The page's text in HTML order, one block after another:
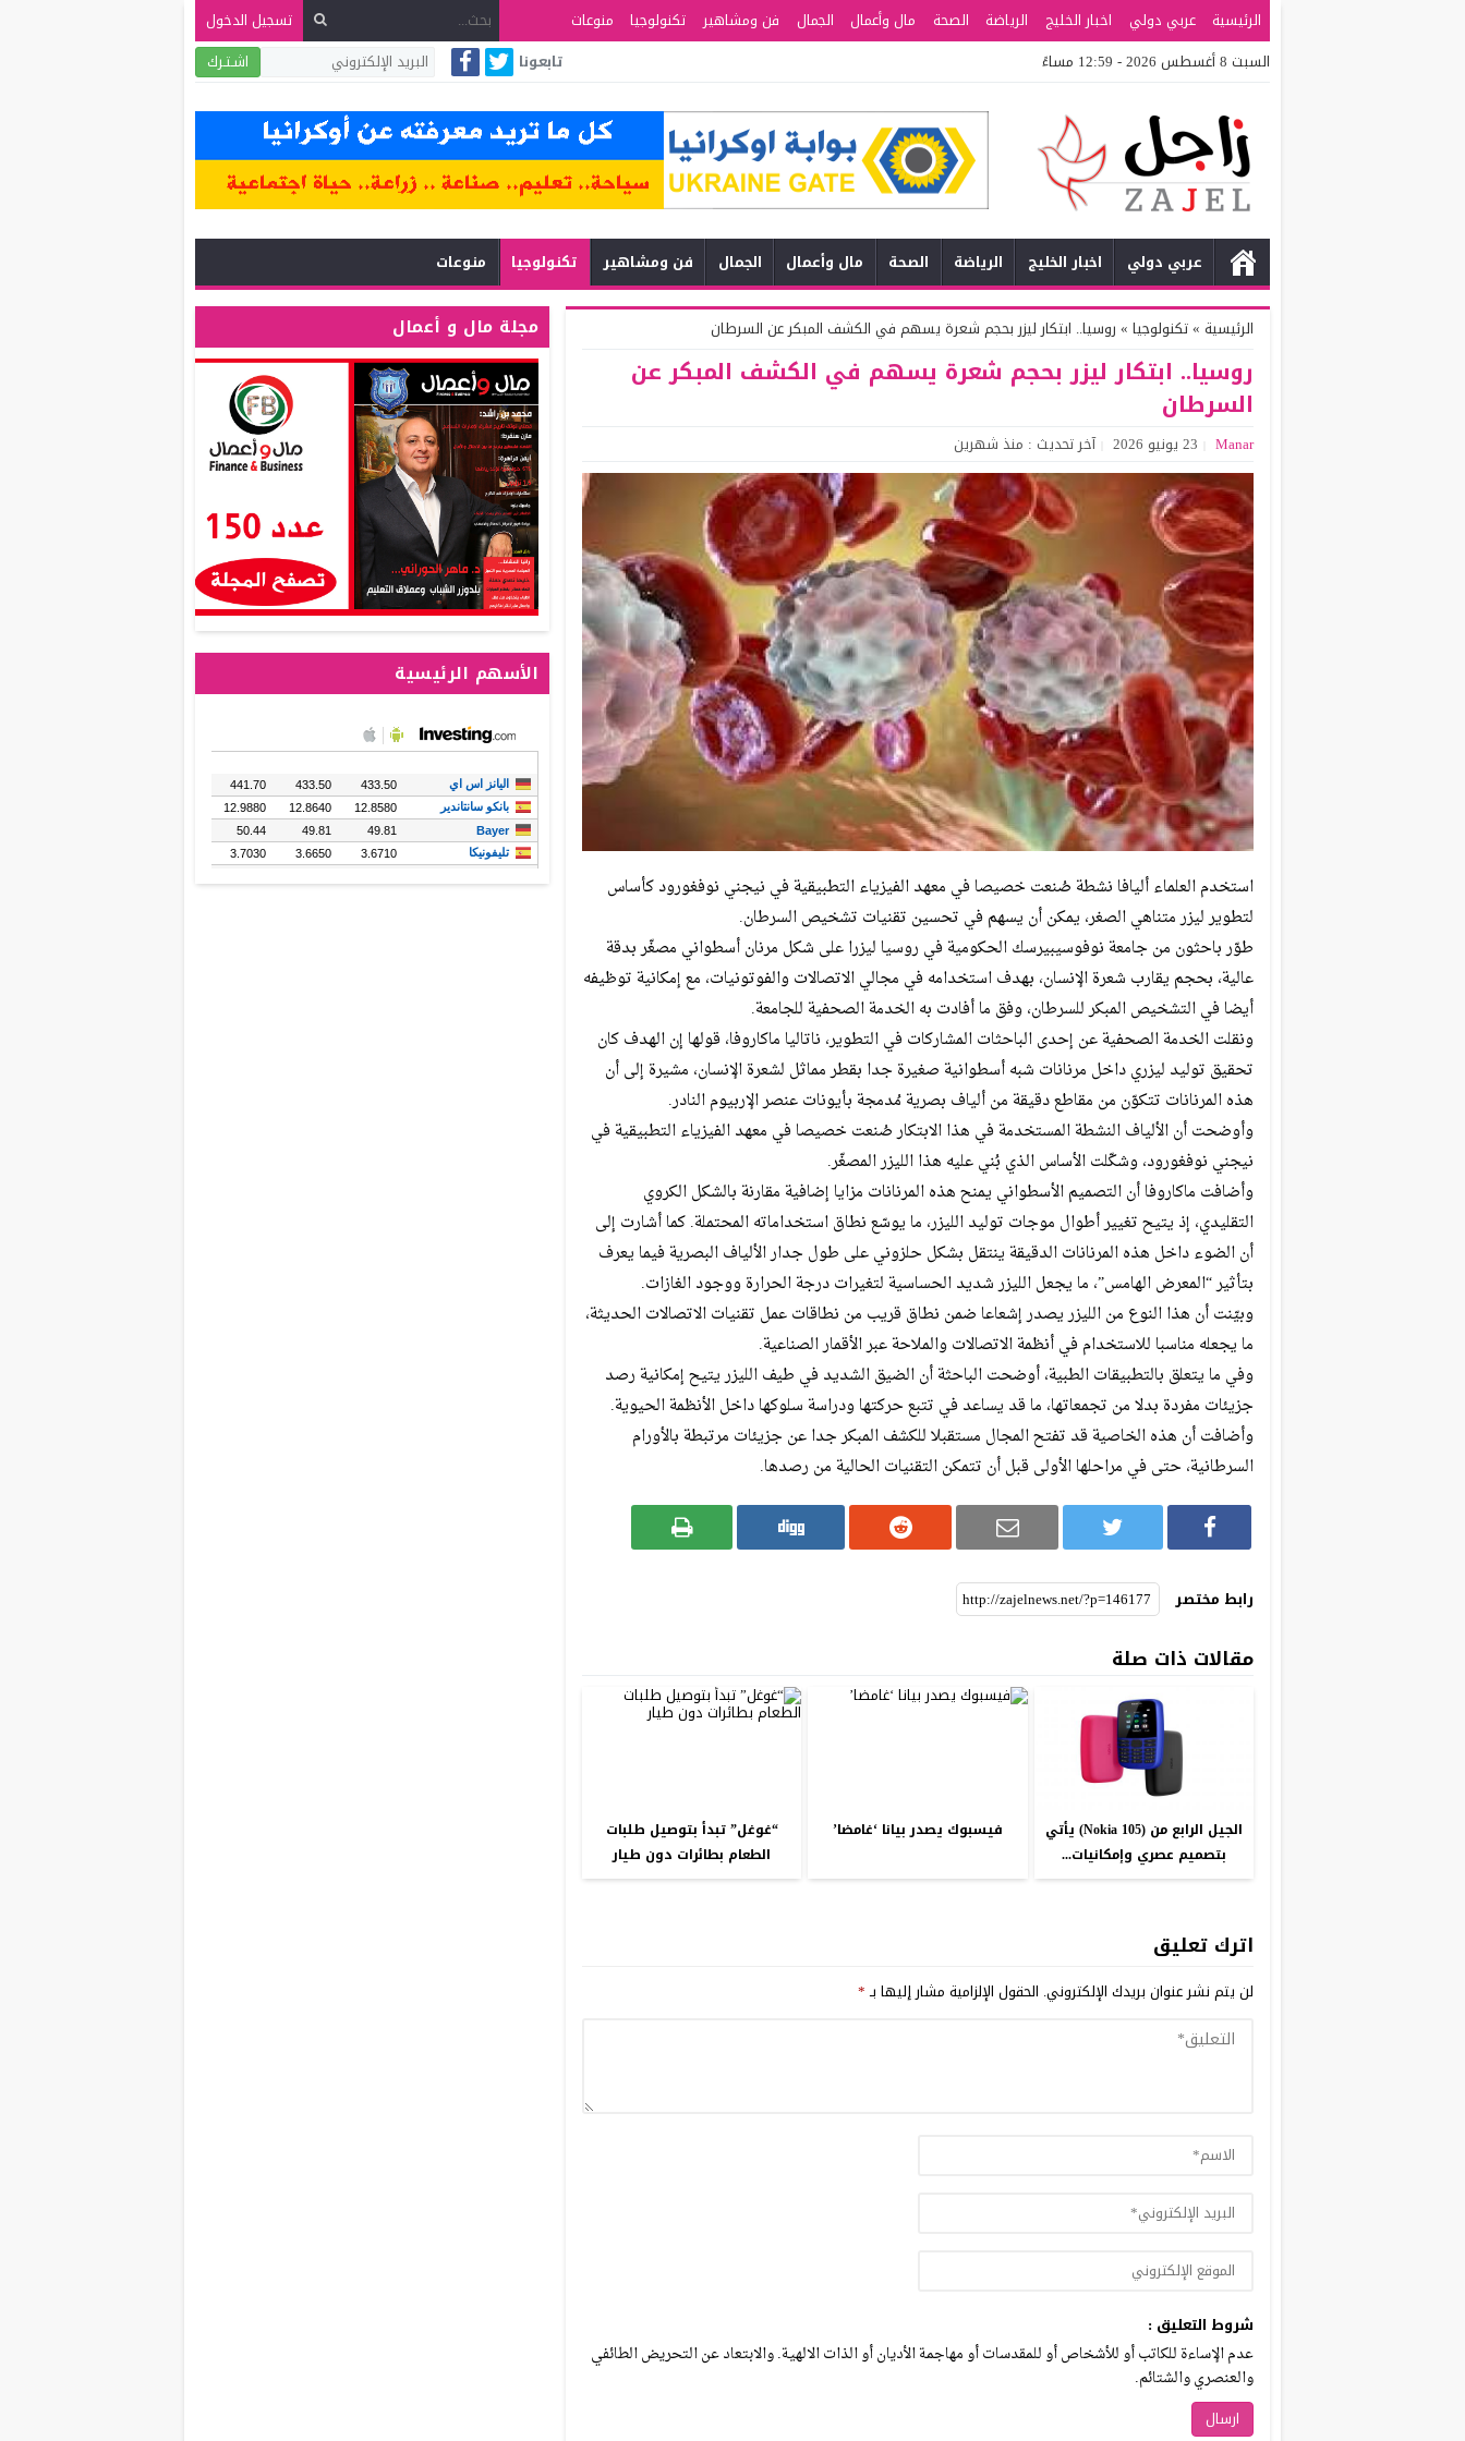
الرئيسية عربي دولي اخبار الخليج الرياضة الصحة مال وأعمال الجمال فن ومشاهير تكنولوجيا منوعات
تسجيل الدخول
السبت 8 أغسطس 2026 - 12:59 مساءً
اشـتـرك تابعونا
عربي دولي اخبار الخليج الرياضة الصحة مال وأعمال الجمال فن ومشاهير تكنولوجيا منوعات
الرئيسية »تكنولوجيا » روسيا.. ابتكار ليزر بحجم شعرة يسهم في الكشف المبكر عن السرطان
روسيا.. ابتكار ليزر بحجم شعرة يسهم في الكشف المبكر عن
السرطان
Manar 23 يونيو 2026 آخر تحديث : منذ شهرين
استخدم العلماء أليافا نشطة صُنعت خصيصا في معهد الفيزياء التطبيقية في نيجني نوفغورود كأساس
لتطوير ليزر متناهي الصغر، يمكن أن يسهم في تحسين تقنيات تشخيص السرطان.
طوّر باحثون من جامعة نوفوسيبيرسك الحكومية في روسيا ليزرا على شكل مرنان أسطواني مصغّر بدقة
عالية، بحجم يقارب شعرة الإنسان، بهدف استخدامه في مجالي الاتصالات والفوتونيات، مع إمكانية توظيفه
أيضا في التشخيص المبكر للسرطان، وفق ما أفادت به الخدمة الصحفية للجامعة.
ونقلت الخدمة الصحفية عن إحدى الباحثات المشاركات في التطوير، ناتاليا ماكاروفا، قولها إن الهدف كان
تحقيق توليد ليزري داخل مرنانات شبه أسطوانية صغيرة جدا بقطر مماثل لشعرة الإنسان، مشيرة إلى أن
هذه المرنانات تتكوّن من مقاطع دقيقة من ألياف بصرية مُدمجة بأيونات عنصر الإربيوم النادر.
وأوضحت أن الألياف النشطة المستخدمة في هذا الابتكار صُنعت خصيصا في معهد الفيزياء التطبيقية في
نيجني نوفغورود، وشكّلت الأساس الذي بُني عليه هذا الليزر المصغّر.
وأضافت ماكاروفا أن التصميم الأسطواني يمنح هذه المرنانات مزايا إضافية مقارنة بالشكل الكروي
التقليدي، إذ يتيح تغيير أطوال موجات توليد الليزر، ما يوسّع نطاق استخداماته المحتملة. كما أشارت إلى
أن الضوء داخل هذه المرنانات الدقيقة ينتقل بشكل حلزوني على طول جدار الألياف البصرية فيما يعرف
بتأثير “المعرض الهامس”، ما يجعل الليزر شديد الحساسية لتغيرات درجة الحرارة ووجود الغازات.
وبيّنت أن هذا النوع من الليزر يصدر إشعاعا ضمن نطاق قريب من نطاقات عمل تقنيات الاتصالات الحديثة،
ما يجعله مناسبا للاستخدام في أنظمة الاتصالات والملاحة عبر الأقمار الصناعية.
وفي ما يتعلق بالتطبيقات الطبية، أوضحت الباحثة أن الضيق الشديد في طيف الليزر يتيح إمكانية رصد
جزيئات مفردة بدلا من تجمعاتها، ما قد يساعد في تتبع حركتها ودراسة سلوكها داخل الأنظمة الحيوية.
وأضافت أن هذه الخاصية قد تفتح المجال مستقبلا للكشف المبكر جدا عن جزيئات مرتبطة بالأورام
السرطانية، حتى في مراحلها الأولى قبل أن تتمكن التقنيات الحالية من رصدها.
رابط مختصر
مقالات ذات صلة
الجيل الرابع من (Nokia 105) يأتي
بتصميم عصري وإمكانيات...
فيسبوك يصدر بيانا ‘غامضا’
“غوغل” تبدأ بتوصيل طلبات
الطعام بطائرات دون طيار
اترك تعليق
لن يتم نشر عنوان بريدك الإلكتروني. الحقول الإلزامية مشار إليها بـ*
شروط التعليق :
عدم الإساءة للكاتب أو للأشخاص أو للمقدسات أو مهاجمة الأديان أو الذات الالهية. والابتعاد عن التحريض الطائفي
والعنصري والشتائم.
مجلة مال و أعمال
الأسهم الرئيسية